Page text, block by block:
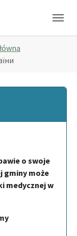
o swoje
gminy może
medycznej w